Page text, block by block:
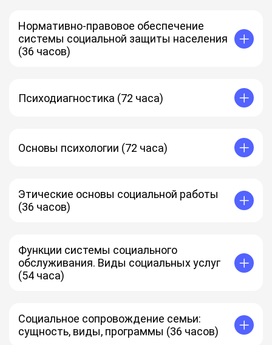
Нормативно-правовое обеспечение
системы социальной защиты населения
(36 часов)
Психодиагностика (72 часа)
Основы психологии (72 часа)
Этические основы социальной работы
(36 часов)
Функции системы социального
обслуживания. Виды социальных услуг
(54 часа)
Социальное сопровождение семьи:
сущность, виды, программы (36 часов)